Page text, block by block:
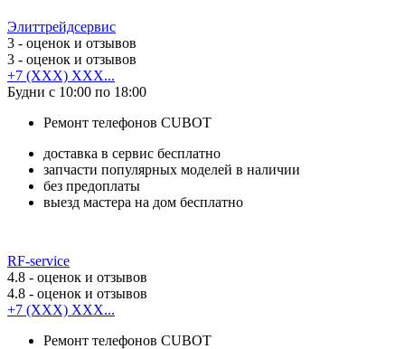
Элиттрейдсервис
3 - оценок и отзывов
3 - оценок и отзывов
+7 (XXX) XXX...
Будни с 10:00 по 18:00
Ремонт телефонов CUBOT
доставка в сервис бесплатно
запчасти популярных моделей в наличии
без предоплаты
выезд мастера на дом бесплатно
RF-service
4.8 - оценок и отзывов
4.8 - оценок и отзывов
+7 (XXX) XXX...
Ремонт телефонов CUBOT